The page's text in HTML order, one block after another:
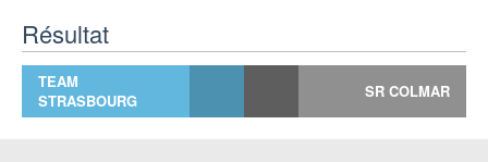
Résultat
TEAM
STRASBOURG
SR COLMAR